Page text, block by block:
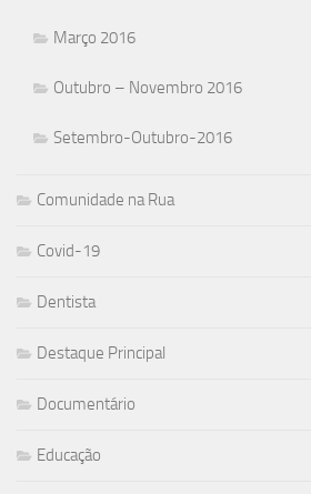
Março 2016
Outubro – Novembro 2016
Setembro-Outubro-2016
Comunidade na Rua
Covid-19
Dentista
Destaque Principal
Documentário
Educação